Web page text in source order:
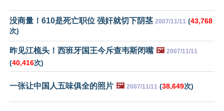
没商量！610是死亡职位 强奸就切下阴茎 2007/11/11 (43,768
次)
昨见江梳头！西班牙国王今斥查韦斯闭嘴 🖼️ 2007/11/11
(40,416次)
一张让中国人五味俱全的照片 🖼️ 2007/11/11 (38,649次)